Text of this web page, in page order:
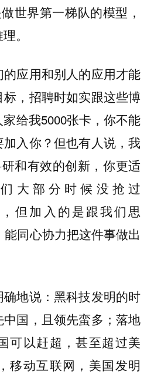
世界第一梯队的模型，
。
应用和别人的应用才能
，招聘时如实跟这些博
给我5000张卡，你不能
入你？但也有人说，我
和有效的创新，你更适
大部分时候没抢过
，但加入的是跟我们思
同心协力把这件事做出
地说：黑科技发明的时
国，且领先蛮多；落地
可以赶超，甚至超过美
移动互联网，美国发明